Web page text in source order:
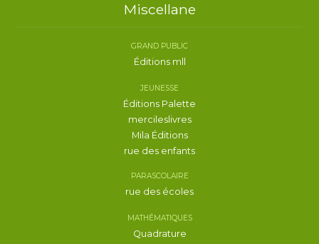
Miscellane
GRAND PUBLIC
Éditions mll
JEUNESSE
Éditions Palette
mercileslivres
Mila Éditions
rue des enfants
PARASCOLAIRE
rue des écoles
MATHÉMATIQUES
Quadrature